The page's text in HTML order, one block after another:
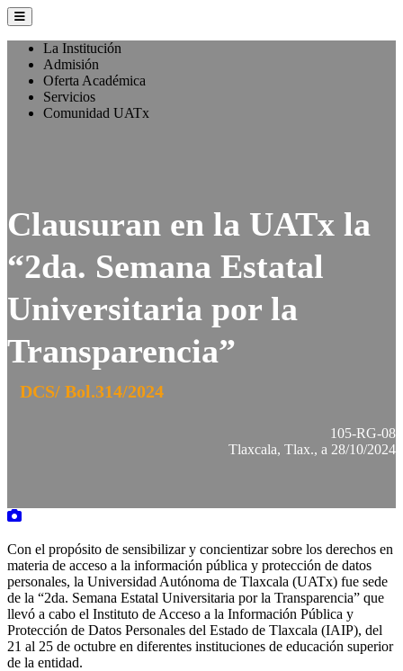
La Institución
Admisión
Oferta Académica
Servicios
Comunidad UATx
Clausuran en la UATx la
“2da. Semana Estatal
Universitaria por la
Transparencia”
DCS/ Bol.314/2024
105-RG-08
Tlaxcala, Tlax., a 28/10/2024
Con el propósito de sensibilizar y concientizar sobre los derechos en
materia de acceso a la información pública y protección de datos
personales, la Universidad Autónoma de Tlaxcala (UATx) fue sede
de la “2da. Semana Estatal Universitaria por la Transparencia” que
llevó a cabo el Instituto de Acceso a la Información Pública y
Protección de Datos Personales del Estado de Tlaxcala (IAIP), del
21 al 25 de octubre en diferentes instituciones de educación superior
de la entidad.